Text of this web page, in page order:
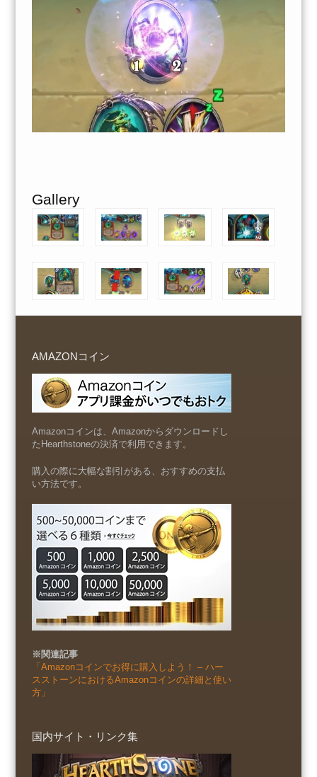
Gallery
AMAZONコイン
Amazonコインは、Amazonからダウンロードし
たHearthstoneの決済で利用できます。
購入の際に大幅な割引がある、おすすめの支払
い方法です。
※関連記事
「Amazonコインでお得に購入しよう！ – ハー
スストーンにおけるAmazonコインの詳細と使い
方」
国内サイト・リンク集